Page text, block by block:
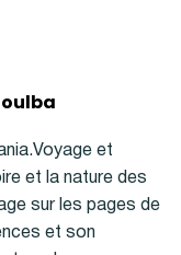
et
et la nature des
sur les pages de
et son